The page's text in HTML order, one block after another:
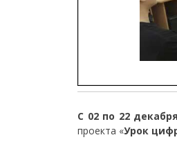
С 02 по 22 декабря
проекта «Урок